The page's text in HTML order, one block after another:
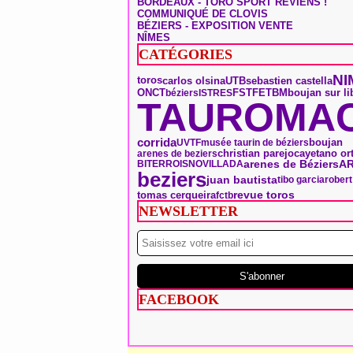
COMMUNIQUÉ DE CLOVIS
BÉZIERS - EXPOSITION VENTE
NÎMES
CATÉGORIES
toroscarlos olsinaUTBsebastien castella
ONCTbéziersISTRESFSTFETBM boujan sur
corridaUVTFmusée taurin de béziers boujan
arenes de bezierschristian parejocayetano
BITERROISNOVILLADAarenes de Béziers
beziersjuan bautistatibo garcia
tomas cerqueirafctbrevue toros
NEWSLETTER
FACEBOOK